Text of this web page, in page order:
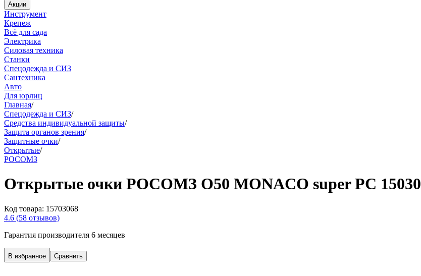
Акции
Инструмент
Крепеж
Всё для сада
Электрика
Силовая техника
Станки
Спецодежда и СИЗ
Сантехника
Авто
Для юрлиц
Главная/
Спецодежда и СИЗ/
Средства индивидуальной защиты/
Защита органов зрения/
Защитные очки/
Открытые/
РОСОМЗ
Открытые очки РОСОМЗ О50 MONACO super PC 15030
Код товара: 15703068
4.6 (58 отзывов)
Гарантия производителя 6 месяцев
В избранное Сравнить